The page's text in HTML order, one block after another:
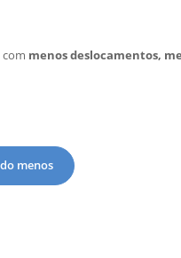
menos deslocamentos,
menos